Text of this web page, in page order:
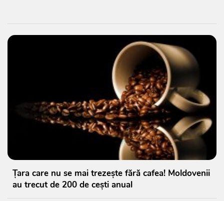
Țara care nu se mai trezește fără cafea! Moldovenii
au trecut de 200 de cești anual